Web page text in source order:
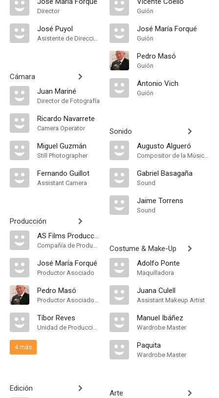
Director
José Puyol
Asistente de Dirección
Cámara
Juan Mariné
Director de Fotografía
Ricardo Navarrete
Camera Operator
Miguel Guzmán
Still Photographer
Fernando Guillot
Assistant Camera
Producción
AS Films Producciones
Compañía de Produccion
José María Forqué
Productor Asociado
Pedro Masó
Productor Asociado, Unidad de Producción
Tíbor Reves
Unidad de Producción
4 más
Edición
Guión
José María Forqué
Guión
Pedro Masó
Guión
Antonio Vich
Guión
Sonido
Augusto Algueró
Compositor de la Música Original, Música
Gabriel Basagaña
Sound
Jaime Torrens
Sound
Costume & Make-Up
Adolfo Ponte
Maquilladora
Juana Culell
Assistant Makeup Artist
Manuel Ibáñez
Wardrobe Master
Paquita
Wardrobe Master
Arte